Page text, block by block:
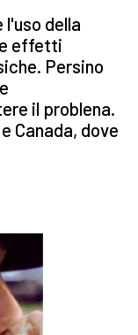
l'uso della
effetti
Persino
il problena.
Canada, dove